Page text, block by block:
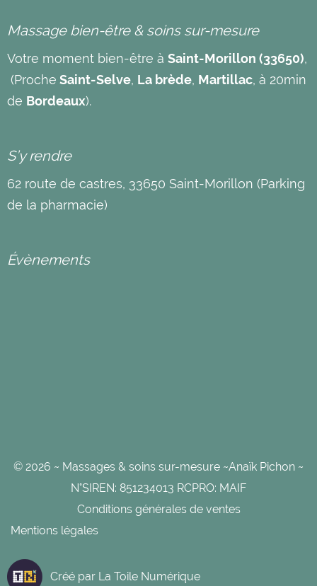
Massage bien-être & soins sur-mesure
Votre moment bien-être à Saint-Morillon (33650),
(Proche Saint-Selve, La brède, Martillac, à 20min
de Bordeaux).
S’y rendre
62 route de castres, 33650 Saint-Morillon (Parking
de la pharmacie)
Évènements
© 2026 ~ Massages & soins sur-mesure ~Anaïk Pichon ~
N°SIREN: 851234013 RCPRO: MAIF
Conditions générales de ventes
Mentions légales
Créé par La Toile Numérique